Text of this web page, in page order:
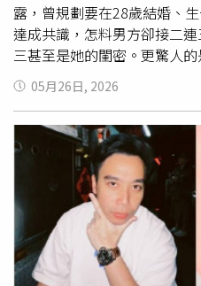
露，曾規劃要在28歲結婚、
達成共識，怎料男方卻接二
三甚至是她的閨密。更驚人
諒，讓小S不敢置信地驚呼：
腿？！」坐在一旁的黃喬歆
會原諒劈腿的人」，再度引
後，誓言幻滅的檸檬對婚姻徹
提起檸檬，小S想到關於兩人
：「你觀察檸檬兩年，對
大讚檸檬是個「完全不用讓人
沒想到這番話卻意外勾起檸
合作拍攝街訪影片，探討「
她以自身標準回答「300萬」
05月26日, 2026